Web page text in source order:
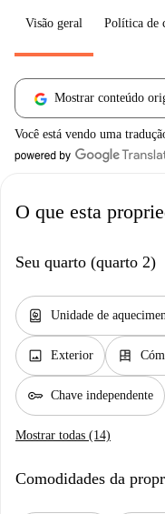
Visão geral Política de
Mostrar conteúdo
Você está vendo uma
O que esta
Seu quarto (quarto 2)
water_heater Unidade de
image Exterior dresser
key Chave independente
Mostrar todas (14)
Comodidades da